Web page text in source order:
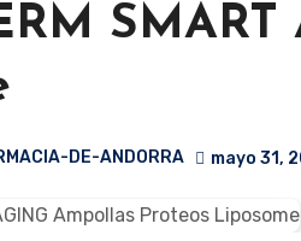
DE-ANDORRA mayo 31,